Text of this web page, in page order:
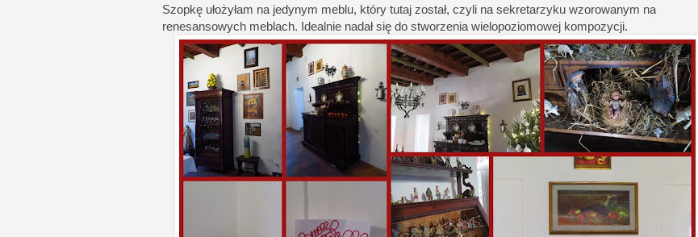
Szopkę ułożyłam na jedynym meblu, który tutaj został, czyli na sekretarzyku wzorowanym na
renesansowych meblach. Idealnie nadał się do stworzenia wielopoziomowej kompozycji.